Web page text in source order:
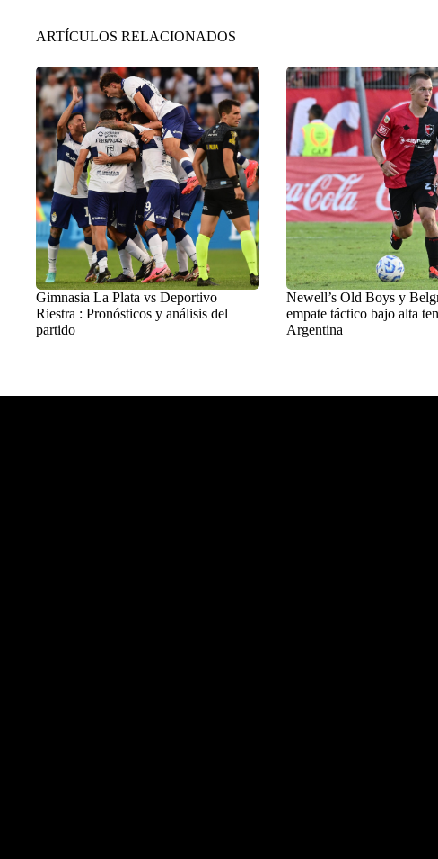
ARTÍCULOS RELACIONADOS
Gimnasia La Plata vs Deportivo
Riestra : Pronósticos y análisis del
partido
Newell’s Old Boys y
empate táctico bajo alta
Argentina